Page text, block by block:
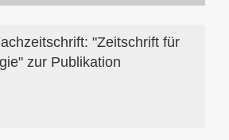
"Zeitschrift für
zur Publikation